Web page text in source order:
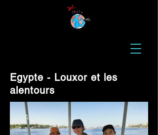
Egypte - Louxor et les
alentours